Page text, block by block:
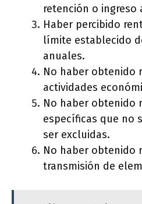
retención o ingreso
Haber percibido
límite establecido
anuales.
No haber obtenido
actividades
No haber obtenido
específicas que no
ser excluidas.
No haber obtenido
transmisión de